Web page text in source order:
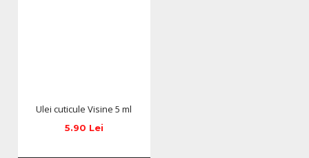
Ulei cuticule Visine 5 ml
5.90 Lei